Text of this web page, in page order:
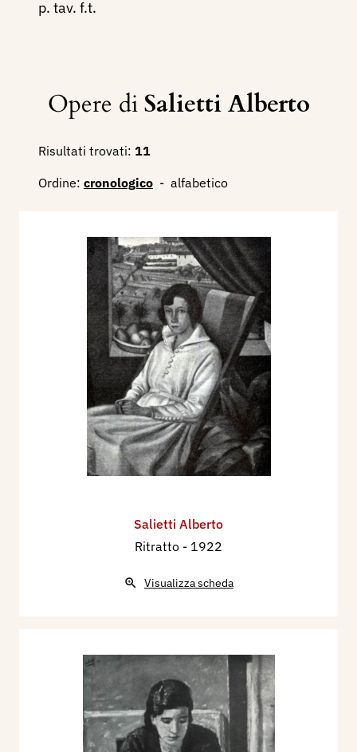
p. tav. f.t.
Opere diSalietti Alberto
Risultati trovati: 11
Ordine: cronologico - alfabetico
Salietti Alberto
Ritratto - 1922
Visualizza scheda